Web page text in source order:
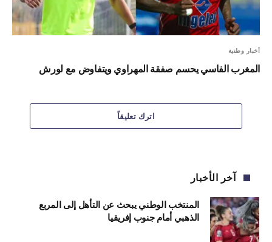
أخبار وطنية
المغرب الفاسي يحسم صفقة المهراوي ويتفاوض مع لورش
اترك تعليقاً
آخر الأخبار
المنتخب الوطني يبحث عن التأهل إلى المربع
الذهبي أمام جنوب إفريقيا